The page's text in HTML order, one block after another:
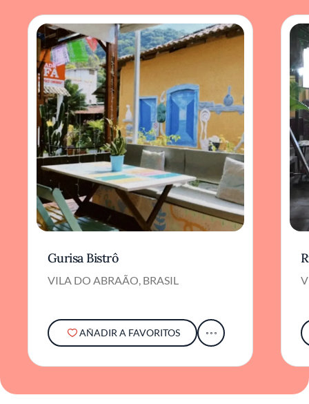
Gurisa Bistrô
VILA DO ABRAÃO, BRASIL
AÑADIR A FAVORITOS